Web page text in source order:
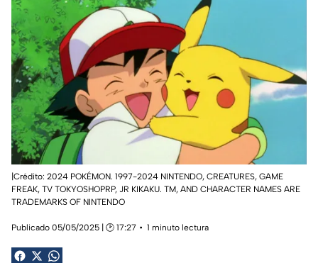
|Crédito: 2024 POKÉMON. 1997-2024 NINTENDO, CREATURES, GAME
FREAK, TV TOKYOSHOPRP, JR KIKAKU. TM, AND CHARACTER NAMES ARE
TRADEMARKS OF NINTENDO
Publicado 05/05/2025 | 🕑 17:27 1 minuto lectura